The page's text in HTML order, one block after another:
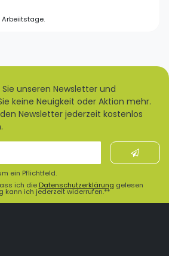
unseren Newsletter und
keine Neuigkeit oder Aktion mehr.
Newsletter jederzeit kostenlos
ich die Daten­schutz­erklärung gelesen
kann ich jederzeit widerrufen.**
ein Pflichtfeld.